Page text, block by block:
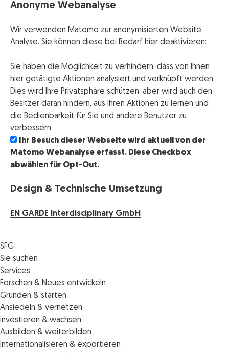
Anonyme Webanalyse
Wir verwenden Matomo zur anonymisierten Website
Analyse. Sie können diese bei Bedarf hier deaktivieren:
Sie haben die Möglichkeit zu verhindern, dass von Ihnen
hier getätigte Aktionen analysiert und verknüpft werden.
Dies wird Ihre Privatsphäre schützen, aber wird auch den
Besitzer daran hindern, aus Ihren Aktionen zu lernen und
die Bedienbarkeit für Sie und andere Benutzer zu
verbessern.
Ihr Besuch dieser Webseite wird aktuell von der
Matomo Webanalyse erfasst. Diese Checkbox
abwählen für Opt-Out.
Design & Technische Umsetzung
EN GARDE Interdisciplinary GmbH
SFG
Die SFG
Jobs
Medienservice
Informiert bleiben
Kontakt
Sie suchen
Förderungen
Finanzierungen
Standortentwicklung
Persönliche Beratung
Services
Veranstaltungen
News
IMPULS.ST
Portal
Unternehmen des Monats
Forschen & Neues entwickeln
Standortcoaching
Terminbuchung Standortcoaching
Horizon Europe: EU-Förderungen für F&E
Innovations­management
Innovationspreis Steiermark
Gründen & starten
Startupmark
Startup Mission – Netzwerkreisen
iCONTACT: Das InvestorInnennetzwerk der SFG
Veranstaltungen
Ansiedeln & vernetzen
Zukunftstag
Steirische Cluster- und Netzwerkorganisationen
Batterieindustrie
investieren & wachsen
Veranstaltungen
Förderungen & Finanzierungen
Ausbilden & weiterbilden
Weiterbildung und Kurse
Internationalisieren & exportieren